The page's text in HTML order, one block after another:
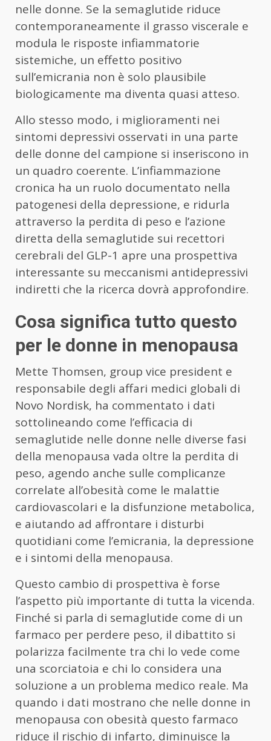
nelle donne. Se la semaglutide riduce
contemporaneamente il grasso viscerale e
modula le risposte infiammatorie
sistemiche, un effetto positivo
sull’emicrania non è solo plausibile
biologicamente ma diventa quasi atteso.
Allo stesso modo, i miglioramenti nei
sintomi depressivi osservati in una parte
delle donne del campione si inseriscono in
un quadro coerente. L’infiammazione
cronica ha un ruolo documentato nella
patogenesi della depressione, e ridurla
attraverso la perdita di peso e l’azione
diretta della semaglutide sui recettori
cerebrali del GLP-1 apre una prospettiva
interessante su meccanismi antidepressivi
indiretti che la ricerca dovrà approfondire.
Cosa significa tutto questo
per le donne in menopausa
Mette Thomsen, group vice president e
responsabile degli affari medici globali di
Novo Nordisk, ha commentato i dati
sottolineando come l’efficacia di
semaglutide nelle donne nelle diverse fasi
della menopausa vada oltre la perdita di
peso, agendo anche sulle complicanze
correlate all’obesità come le malattie
cardiovascolari e la disfunzione metabolica,
e aiutando ad affrontare i disturbi
quotidiani come l’emicrania, la depressione
e i sintomi della menopausa.
Questo cambio di prospettiva è forse
l’aspetto più importante di tutta la vicenda.
Finché si parla di semaglutide come di un
farmaco per perdere peso, il dibattito si
polarizza facilmente tra chi lo vede come
una scorciatoia e chi lo considera una
soluzione a un problema medico reale. Ma
quando i dati mostrano che nelle donne in
menopausa con obesità questo farmaco
riduce il rischio di infarto, diminuisce la